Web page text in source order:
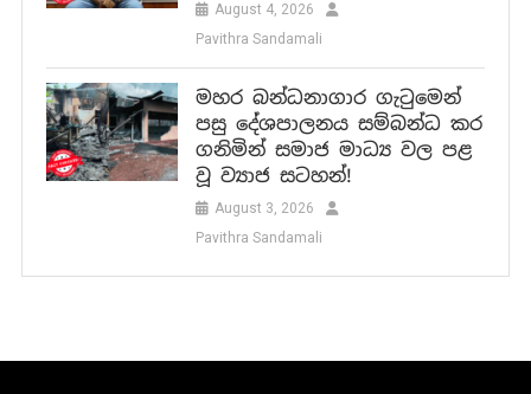
August 4, 2026
Pavithra Sandamali
මහර බන්ධනාගාර ගැටුමෙන්
පසු දේශපාලනය සම්බන්ධ කර
ගනිමින් සමාජ මාධ්‍ය වල පළ
වූ ව්‍යාජ සටහන්!
August 3, 2026
Pavithra Sandamali